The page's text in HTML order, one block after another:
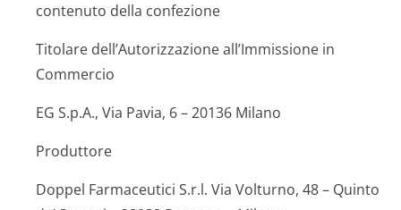
contenuto della confezione
Titolare dell’Autorizzazione all’Immissione in
Commercio
EG S.p.A., Via Pavia, 6 – 20136 Milano
Produttore
Doppel Farmaceutici S.r.l. Via Volturno, 48 – Quinto